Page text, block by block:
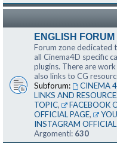
ENGLISH FORUM
Forum zone dedicated
all Cinema4D specific
plugins. There are
also links to CG
Subforum:
CINEMA
LINKS AND
TOPIC, FACEBOOK
OFFICIAL PAGE,
INSTAGRAM OFFICIAL
Argomenti: 630